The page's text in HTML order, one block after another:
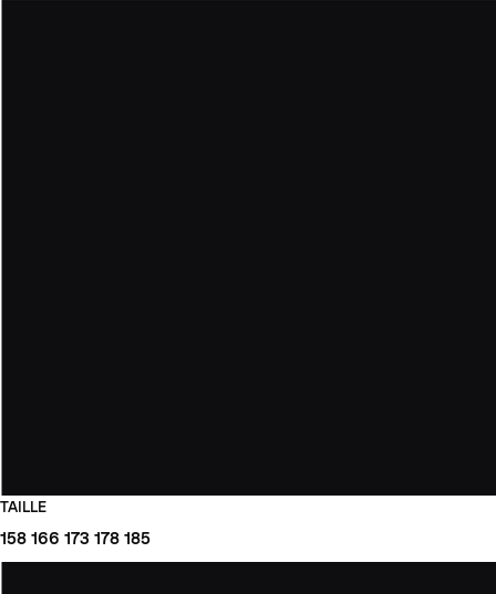
TAILLE
158 166 173 178 185